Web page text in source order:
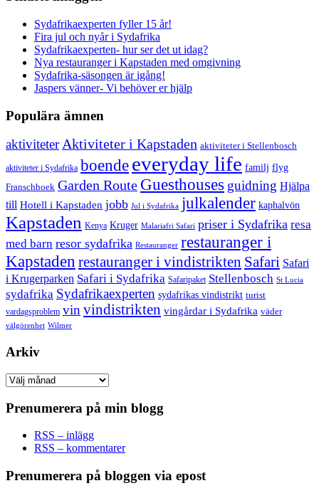
Sydafrikaexperten fyller 15 år!
Fira jul och nyår i Sydafrika
Sydafrikaexperten- hur ser det ut idag?
Nya restauranger i Kapstaden med omgivning
Sydafrika-säsongen är igång!
Jaspers vänner- Vi behöver er hjälp
Populära ämnen
aktiviteterAktiviteter i Kapstaden aktiviteter i Stellenbosch
aktiviteter i Sydafrika boende everyday life familj flyg
Franschhoek Garden Route Guesthouses guidning Hjälpa
till Hotell i Kapstaden jobb Jul i Sydafrika julkalender kaphalvön
Kapstaden Kenya Kruger Malariafri Safari priser i Sydafrika resa
med barn resor sydafrika Restauranger restauranger i
Kapstaden restauranger i vindistrikten Safari Safari
i Krugerparken Safari i Sydafrika Safaripaket Stellenbosch St Lucia
sydafrika Sydafrikaexperten sydafrikas vindistrikt turist
vardagsproblem vinvindistrikten vingårdar i Sydafrika väder
välgörenhet Wilmer
Arkiv
Arkiv
Prenumerera på min blogg
RSS – inlägg
RSS – kommentarer
Prenumerera på bloggen via epost